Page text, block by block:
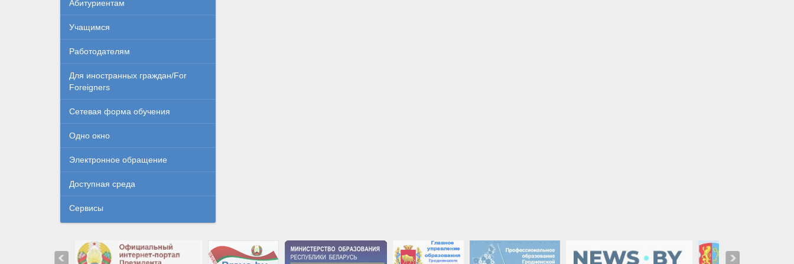
Абитуриентам
Учащимся
Работодателям
Для иностранных граждан/For
Foreigners
Сетевая форма обучения
Одно окно
Электронное обращение
Доступная среда
Сервисы